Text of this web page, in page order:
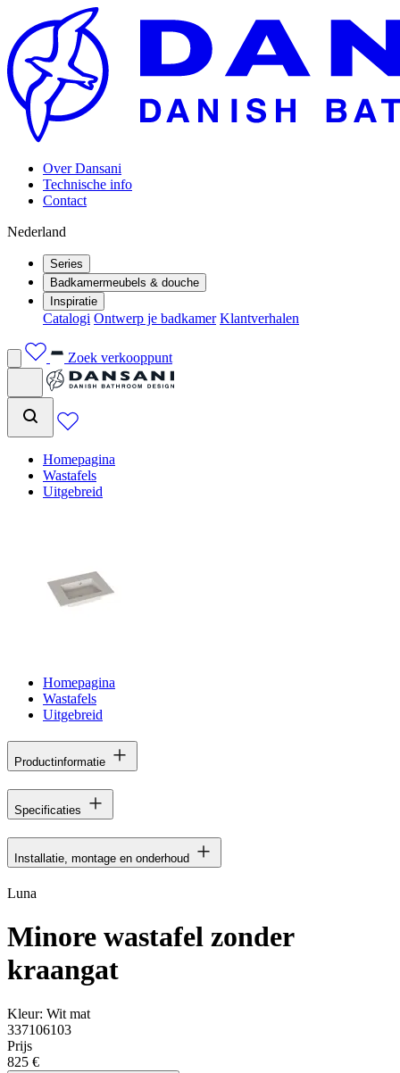
Over Dansani
Technische info
Contact
Nederland
Series
Badkamermeubels & douche
Inspiratie
Catalogi Ontwerp je badkamer Klantverhalen
Zoek verkooppunt
Homepagina
Wastafels
Uitgebreid
Homepagina
Wastafels
Uitgebreid
Productinformatie
Specificaties
Installatie, montage en onderhoud
Luna
Minore wastafel zonder
kraangat
Kleur: Wit mat
337106103
Prijs
825 €